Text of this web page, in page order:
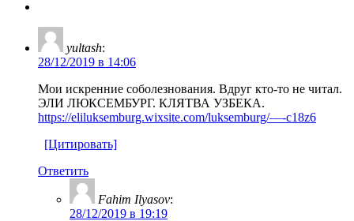
yultash:
28/12/2019 в 14:06
Мои искренние соболезнования. Вдруг кто-то не читал.
ЭЛИ ЛЮКСЕМБУРГ. КЛЯТВА УЗБЕКА.
https://eliluksemburg.wixsite.com/luksemburg/—-c18z6
[Цитировать]
Ответить
Fahim Ilyasov:
28/12/2019 в 19:19